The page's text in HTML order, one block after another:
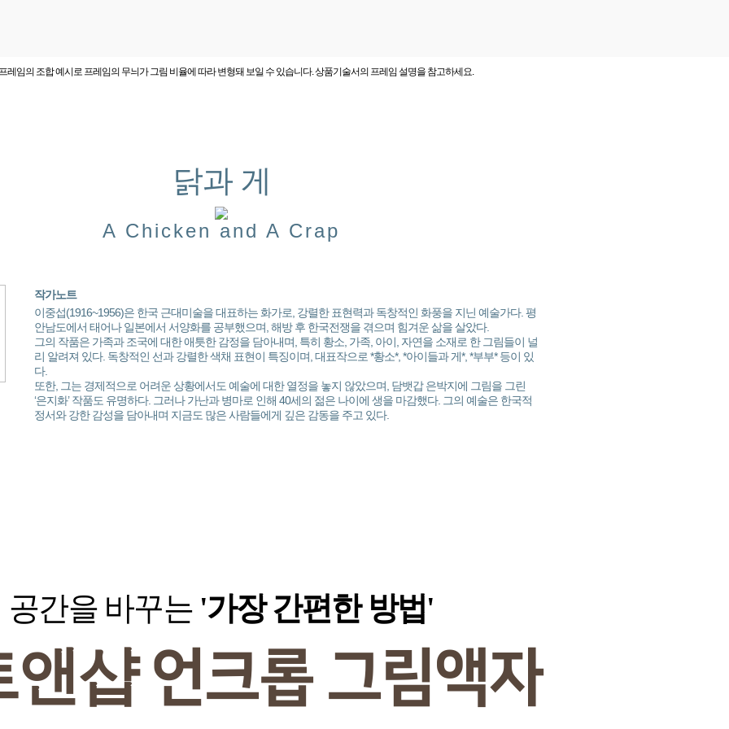
레임의 조합 예시로 프레임의 무늬가 그림 비율에 따라 변형돼 보일 수 있습니다. 상품기술서의 프레임 설명을 참고하세요.
닭과 게
A Chicken and A Crap
작가노트
이중섭(1916~1956)은 한국 근대미술을 대표하는 화가로, 강렬한 표현력과 독창적인 화풍을 지닌 예술가다. 평
안남도에서 태어나 일본에서 서양화를 공부했으며, 해방 후 한국전쟁을 겪으며 힘겨운 삶을 살았다.
그의 작품은 가족과 조국에 대한 애틋한 감정을 담아내며, 특히 황소, 가족, 아이, 자연을 소재로 한 그림들이 널
리 알려져 있다. 독창적인 선과 강렬한 색채 표현이 특징이며, 대표작으로 *황소*, *아이들과 게*, *부부* 등이 있
다.
또한, 그는 경제적으로 어려운 상황에서도 예술에 대한 열정을 놓지 않았으며, 담뱃갑 은박지에 그림을 그린
‘은지화’ 작품도 유명하다. 그러나 가난과 병마로 인해 40세의 젊은 나이에 생을 마감했다. 그의 예술은 한국적
정서와 강한 감성을 담아내며 지금도 많은 사람들에게 깊은 감동을 주고 있다.
공간을 바꾸는 '가장 간편한 방법'
앤샵언크롭 그림액자